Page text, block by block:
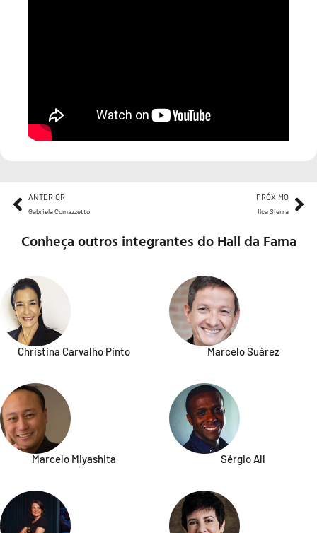
ANTERIOR
Gabriela Comazzetto
PRÓXIMO
Ilca Sierra
Conheça outros integrantes do Hall da Fama
Christina Carvalho Pinto Marcelo Suárez
Marcelo Miyashita Sérgio All